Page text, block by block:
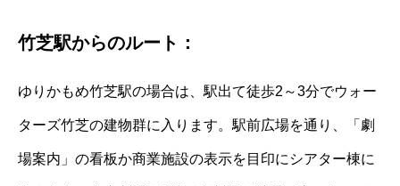
竹芝駅からのルート：
ゆりかもめ竹芝駅の場合は、駅出て徒歩2～3分でウォー
ターズ竹芝の建物群に入ります。駅前広場を通り、「劇
場案内」の看板か商業施設の表示を目印にシアター棟に